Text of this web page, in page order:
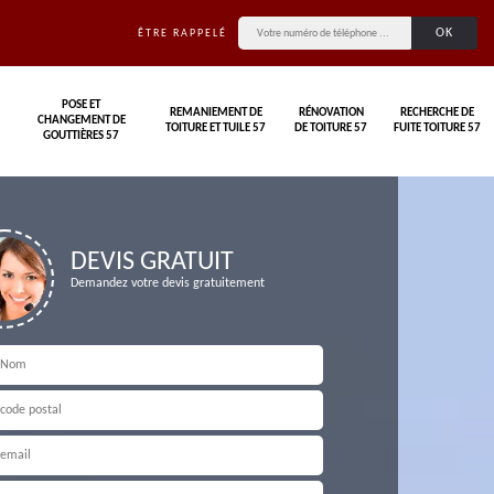
ÊTRE RAPPELÉ
POSE ET
CHANGEMENT DE
GOUTTIÈRES 57
REMANIEMENT DE
TOITURE ET TUILE 57
RÉNOVATION
DE TOITURE 57
RECHERCHE DE
FUITE TOITURE 57
DEVIS GRATUIT
Demandez votre devis gratuitement